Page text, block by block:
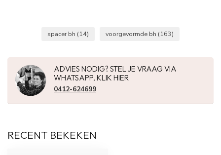
spacer bh (14) voorgevormde bh (163)
ADVIES NODIG? STEL JE VRAAG VIA
WHATSAPP, KLIK HIER
0412-624699
RECENT BEKEKEN